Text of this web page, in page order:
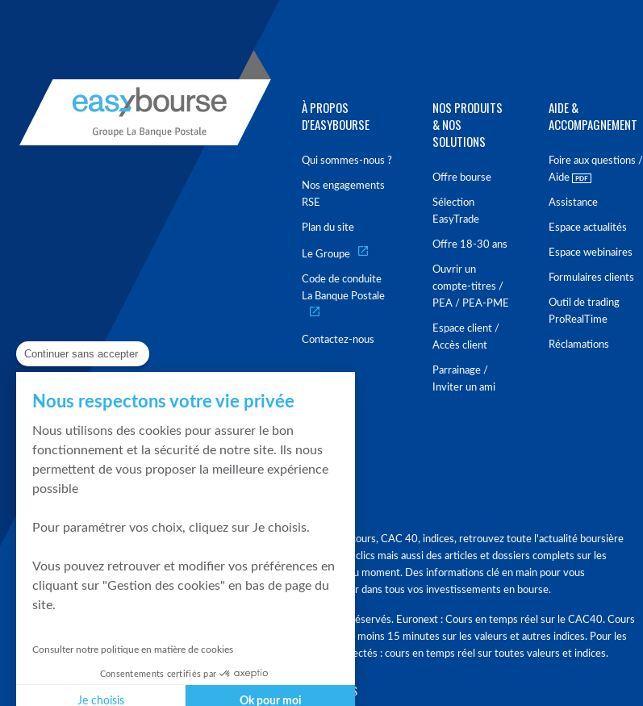
À PROPOS
D'EASYBOURSE
Qui sommes-nous ?
Nos engagements
RSE
Plan du site
Le Groupe
Code de conduite
La Banque Postale
Contactez-nous
NOS PRODUITS
& NOS
SOLUTIONS
Offre bourse
Sélection
EasyTrade
Offre 18-30 ans
Ouvrir un
compte-titres /
PEA / PEA-PME
Espace client /
Accès client
Parrainage /
Inviter un ami
AIDE &
ACCOMPAGNEMENT
Foire aux questions /
Aide
Assistance
Espace actualités
Espace webinaires
Formulaires clients
Outil de trading
ProRealTime
Réclamations
Graphique, cours, CAC 40, indices, retrouvez toute l'actualité boursière
en quelques clics mais aussi des articles et dossiers complets sur les
tendances du moment. Des informations clé en main pour vous
accompagner dans tous vos investissements en bourse.
Tous droits réservés. Euronext : Cours en temps réel sur le CAC40. Cours
différés d'au moins 15 minutes sur les valeurs et autres indices. Pour les
clients connectés : cours en temps réel sur toutes valeurs et indices.
SUIVEZ-NOUS
Continuer sans accepter
Nous respectons votre vie privée
Nous utilisons des cookies pour assurer le bon
fonctionnement et la sécurité de notre site. Ils nous
permettent de vous proposer la meilleure expérience
possible
Pour paramétrer vos choix, cliquez sur Je choisis.
Vous pouvez retrouver et modifier vos préférences en
cliquant sur "Gestion des cookies" en bas de page du
site.
Consulter notre politique en matière de cookies
Consentements certifiés par
Je choisis Ok pour moi